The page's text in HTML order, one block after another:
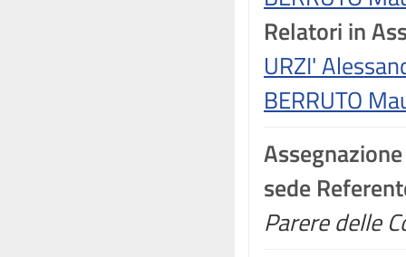
Relatori in
URZI'
BERRUTO
Assegnazione
sede
Parere delle